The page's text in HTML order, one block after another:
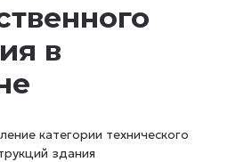
в
категории технического
здания